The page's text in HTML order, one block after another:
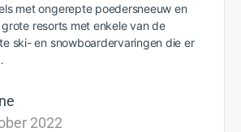
met ongerepte poedersneeuw en
resorts met enkele van de
ski- en snowboardervaringen die er
2022